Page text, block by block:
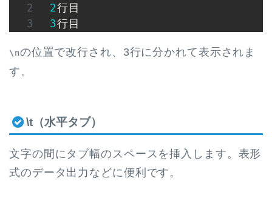
2
3行目
\nの位置で改行され、3行に分かれて表示されま
す。
\t（水平タブ）
文字の間にタブ幅のスペースを挿入します。表形
式のデータ出力などに便利です。